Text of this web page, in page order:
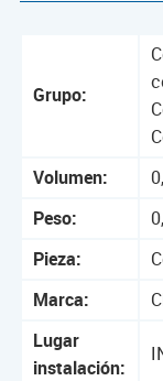
Grupo:
Volumen:
Peso:
Pieza:
Marca:
Lugar
instalación: